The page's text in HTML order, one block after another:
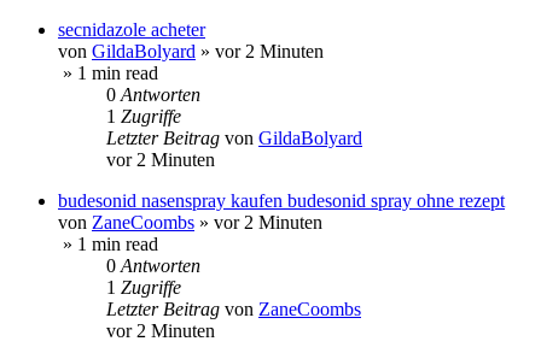
secnidazole acheter
von GildaBolyard » vor 2 Minuten
» 1 min read
0 Antworten
1 Zugriffe
Letzter Beitrag von GildaBolyard
vor 2 Minuten
budesonid nasenspray kaufen budesonid spray ohne rezept
von ZaneCoombs » vor 2 Minuten
» 1 min read
0 Antworten
1 Zugriffe
Letzter Beitrag von ZaneCoombs
vor 2 Minuten